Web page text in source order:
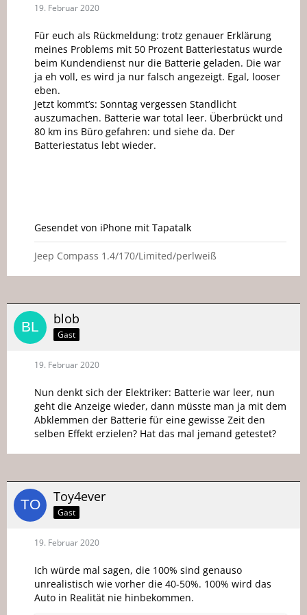
19. Februar 2020
Für euch als Rückmeldung: trotz genauer Erklärung
meines Problems mit 50 Prozent Batteriestatus wurde
beim Kundendienst nur die Batterie geladen. Die war
ja eh voll, es wird ja nur falsch angezeigt. Egal, looser
eben.
Jetzt kommt’s: Sonntag vergessen Standlicht
auszumachen. Batterie war total leer. Überbrückt und
80 km ins Büro gefahren: und siehe da. Der
Batteriestatus lebt wieder.
Gesendet von iPhone mit Tapatalk
Jeep Compass 1.4/170/Limited/perlweiß
blob
Gast
19. Februar 2020
Nun denkt sich der Elektriker: Batterie war leer, nun
geht die Anzeige wieder, dann müsste man ja mit dem
Abklemmen der Batterie für eine gewisse Zeit den
selben Effekt erzielen? Hat das mal jemand getestet?
Toy4ever
Gast
19. Februar 2020
Ich würde mal sagen, die 100% sind genauso
unrealistisch wie vorher die 40-50%. 100% wird das
Auto in Realität nie hinbekommen.